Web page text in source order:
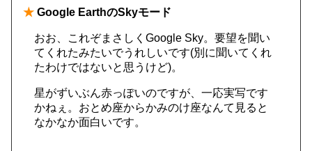
★ Google EarthのSkyモード
おお、これぞまさしくGoogle Sky。要望を聞い
てくれたみたいでうれしいです(別に聞いてくれ
たわけではないと思うけど)。
星がずいぶん赤っぽいのですが、一応実写です
かねぇ。おとめ座からかみのけ座なんて見ると
なかなか面白いです。